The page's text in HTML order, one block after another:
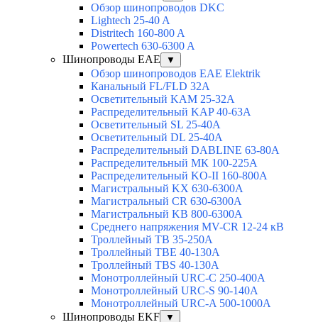
Обзор шинопроводов DKC
Lightech 25-40 A
Distritech 160-800 A
Powertech 630-6300 A
Шинопроводы EAE
▼
Обзор шинопроводов EAE Elektrik
Канальный FL/FLD 32A
Осветительный KAM 25-32А
Распределительный KAP 40-63A
Осветительный SL 25-40А
Осветительный DL 25-40А
Распределительный DABLINE 63-80A
Распределительный МК 100-225А
Распределительный KO-II 160-800А
Магистральный KX 630-6300А
Магистральный CR 630-6300А
Магистральный KB 800-6300А
Среднего напряжения MV-CR 12-24 кВ
Троллейный TB 35-250A
Троллейный TBE 40-130A
Троллейный TBS 40-130A
Монотроллейный URC-C 250-400A
Монотроллейный URC-S 90-140A
Монотроллейный URC-A 500-1000A
Шинопроводы EKF
▼